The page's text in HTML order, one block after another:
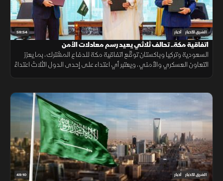
59:54 الشرق للأخبار أخبار
اتفاقية مكة.. تحالف ثلاثي يعيد رسم معادلات الأمن
السعودية وتركيا وباكستان توقّع اتفاقية مكة للدفاع المشترك، بما يعزز
التعاون العسكري والأمني، ويعتبر أي اعتداء على إحدى الدول الثلاث اعتداءً
49:10 الشرق للأخبار أخبار